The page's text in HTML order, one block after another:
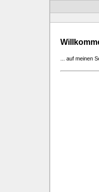
... auf meinen